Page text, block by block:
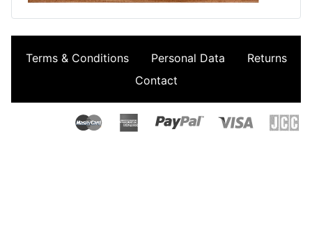
Terms & Conditions Personal Data
Returns
Contact